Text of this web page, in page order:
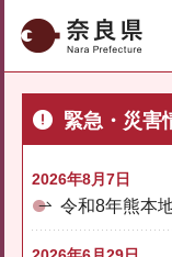
奈良県
緊急・災害
2026年8月7日
令和8年熊本